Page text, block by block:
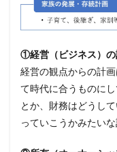
①経営（ビジネス）
経営の観点からの計
て時代に合うものに
とか、財務はどうし
っていこうかみたい